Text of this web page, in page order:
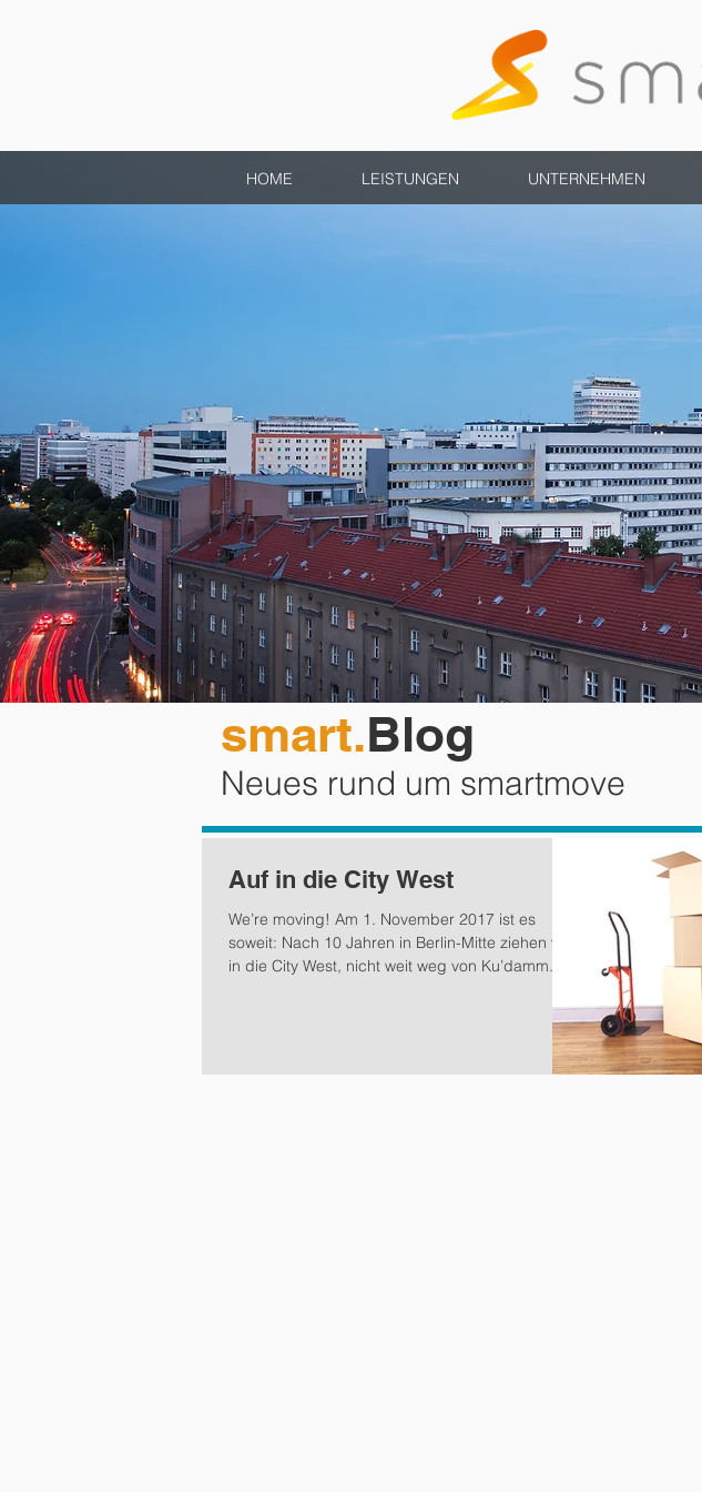
HOME LEISTUNGEN UNTERNEHMEN
smart.Blog
Neues rund um smartmove
Auf in die City West
We’re moving! Am 1. November 2017 ist es
soweit: Nach 10 Jahren in Berlin-Mitte ziehen wir
in die City West, nicht weit weg von Ku’damm...